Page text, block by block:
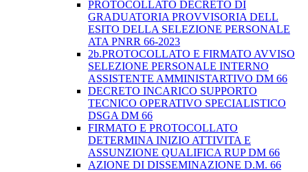
PROTOCOLLATO DECRETO DI
GRADUATORIA PROVVISORIA DELL
ESITO DELLA SELEZIONE PERSONALE
ATA PNRR 66-2023
2b.PROTOCOLLATO E FIRMATO AVVISO
SELEZIONE PERSONALE INTERNO
ASSISTENTE AMMINISTARTIVO DM 66
DECRETO INCARICO SUPPORTO
TECNICO OPERATIVO SPECIALISTICO
DSGA DM 66
FIRMATO E PROTOCOLLATO
DETERMINA INIZIO ATTIVITA E
ASSUNZIONE QUALIFICA RUP DM 66
AZIONE DI DISSEMINAZIONE D.M. 66